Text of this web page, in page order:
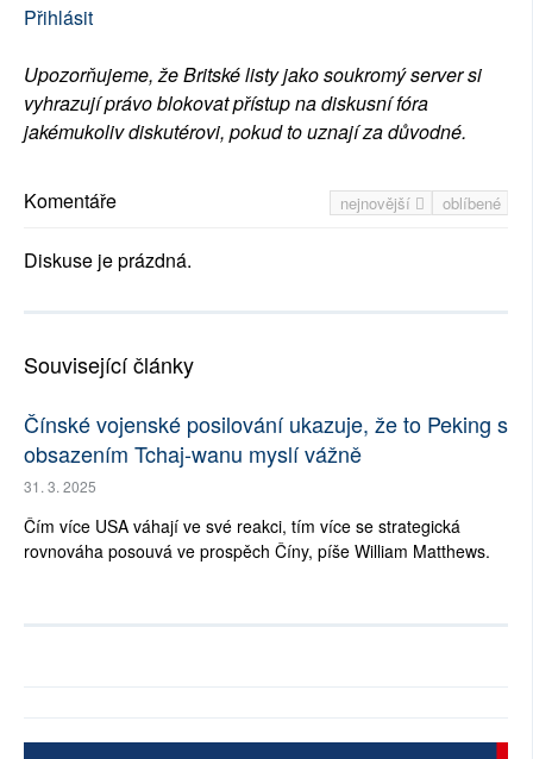
Přihlásit
Upozorňujeme, že Britské listy jako soukromý server si
vyhrazují právo blokovat přístup na diskusní fóra
jakémukoliv diskutérovi, pokud to uznají za důvodné.
nejnovější oblíbené
Komentáře
Diskuse je prázdná.
Související články
Čínské vojenské posilování ukazuje, že to Peking s
obsazením Tchaj-wanu myslí vážně
31. 3. 2025
Čím více USA váhají ve své reakci, tím více se strategická
rovnováha posouvá ve prospěch Číny, píše William Matthews.